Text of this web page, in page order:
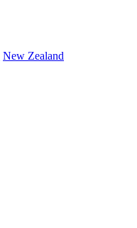
New Zealand